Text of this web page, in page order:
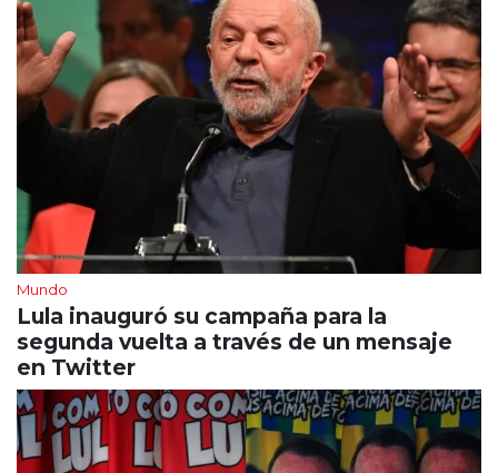
Mundo
Lula inauguró su campaña para la
segunda vuelta a través de un mensaje
en Twitter